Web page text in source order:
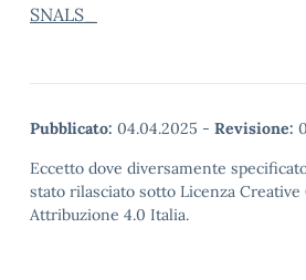
SNALS_
Pubblicato: 04.04.2025 - Revisione:
Eccetto dove diversamente
stato rilasciato sotto Licenza Creative
Attribuzione 4.0 Italia.